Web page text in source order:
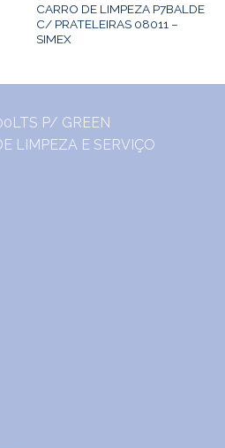
CARRO DE LIMPEZA P7BALDE
C/ PRATELEIRAS 08011 –
SIMEX